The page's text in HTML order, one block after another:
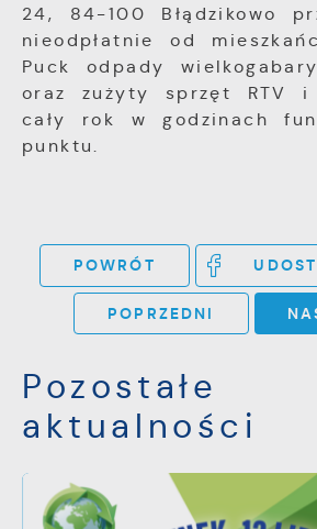
24, 84-100 Błądzikowo
nieodpłatnie od
Puck odpady
oraz zużyty sprzęt RTV i
cały rok w godzinach
punktu.
POWRÓT
POPRZEDNI
Pozostałe
aktualności